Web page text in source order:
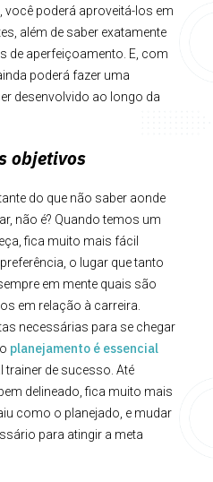
poderá aproveitá-los em
além de saber exatamente
de aperfeiçoamento. E, com
poderá fazer uma
desenvolvido ao longo da
objetivos
do que não saber aonde
não é? Quando temos um
fica muito mais fácil
o lugar que tanto
em mente quais são
em relação à carreira.
necessárias para se chegar
planejamento é essencial
de sucesso. Até
delineado, fica muito mais
como o planejado, e mudar
para atingir a meta